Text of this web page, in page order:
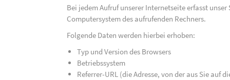
Bei jedem Aufruf unserer Internetseite erfasst
Computersystem des aufrufenden Rechners.
Folgende Daten werden hierbei erhoben:
Typ und Version des Browsers
Betriebssystem
Referrer-URL (die Adresse, von der aus Sie auf